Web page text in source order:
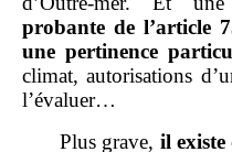
probante de l’article
une pertinence
climat, autorisations
l’évaluer…
Plus grave, il